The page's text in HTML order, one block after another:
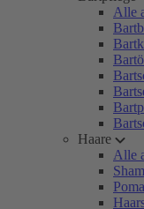
Alle
Haare
Alle